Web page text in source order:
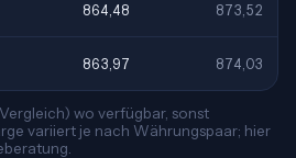
864,48 873,52
863,97 874,03
wo verfügbar, sonst
variiert je nach Währungspaar; hier